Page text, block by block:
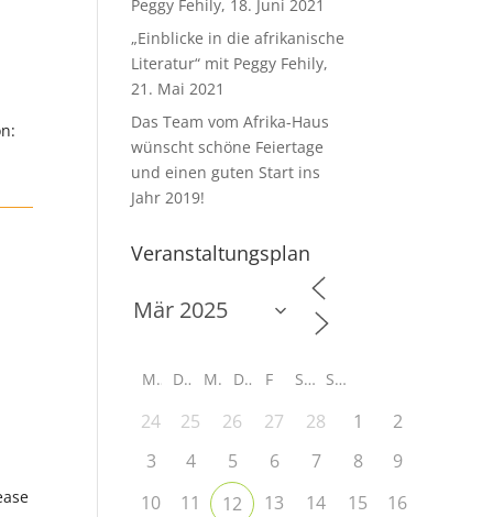
Peggy Fehily, 18. Juni 2021
„Einblicke in die afrikanische
Literatur“ mit Peggy Fehily,
21. Mai 2021
Das Team vom Afrika-Haus
wünscht schöne Feiertage
und einen guten Start ins
Jahr 2019!
Veranstaltungsplan
M D M D F S S
24 25 26 27 28 1
2
3
4 5 6 7 8
9
10
11 12 13 14 15
16